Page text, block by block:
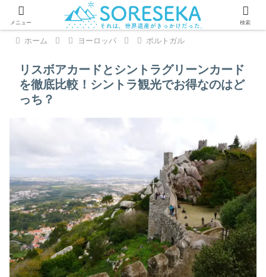
PR
ホーム ヨーロッパ ポルトガル
リスボアカードとシントラグリーンカード
を徹底比較！シントラ観光でお得なのはど
っち？
メニュー 検索